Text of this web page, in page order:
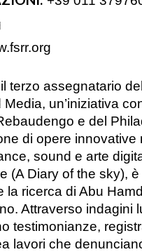
terzo assegnatario
un’iniziativa
e del
di opere innovative
sound e arte
(A Diary of the sky),
ricerca di Abu
Attraverso indagini
testimonianze,
lavori che